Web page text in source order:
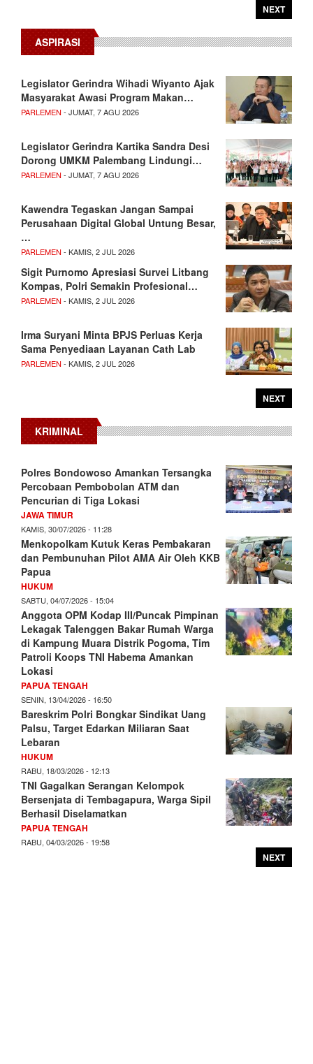
NEXT
ASPIRASI
Legislator Gerindra Wihadi Wiyanto Ajak
Masyarakat Awasi Program Makan…
PARLEMEN - JUMAT, 7 AGU 2026
Legislator Gerindra Kartika Sandra Desi
Dorong UMKM Palembang Lindungi…
PARLEMEN - JUMAT, 7 AGU 2026
Kawendra Tegaskan Jangan Sampai
Perusahaan Digital Global Untung Besar,
…
PARLEMEN - KAMIS, 2 JUL 2026
Sigit Purnomo Apresiasi Survei Litbang
Kompas, Polri Semakin Profesional…
PARLEMEN - KAMIS, 2 JUL 2026
Irma Suryani Minta BPJS Perluas Kerja
Sama Penyediaan Layanan Cath Lab
PARLEMEN - KAMIS, 2 JUL 2026
NEXT
KRIMINAL
Polres Bondowoso Amankan Tersangka
Percobaan Pembobolan ATM dan
Pencurian di Tiga Lokasi
JAWA TIMUR
KAMIS, 30/07/2026 - 11:28
Menkopolkam Kutuk Keras Pembakaran
dan Pembunuhan Pilot AMA Air Oleh KKB
Papua
HUKUM
SABTU, 04/07/2026 - 15:04
Anggota OPM Kodap III/Puncak Pimpinan
Lekagak Talenggen Bakar Rumah Warga
di Kampung Muara Distrik Pogoma, Tim
Patroli Koops TNI Habema Amankan
Lokasi
PAPUA TENGAH
SENIN, 13/04/2026 - 16:50
Bareskrim Polri Bongkar Sindikat Uang
Palsu, Target Edarkan Miliaran Saat
Lebaran
HUKUM
RABU, 18/03/2026 - 12:13
TNI Gagalkan Serangan Kelompok
Bersenjata di Tembagapura, Warga Sipil
Berhasil Diselamatkan
PAPUA TENGAH
RABU, 04/03/2026 - 19:58
NEXT